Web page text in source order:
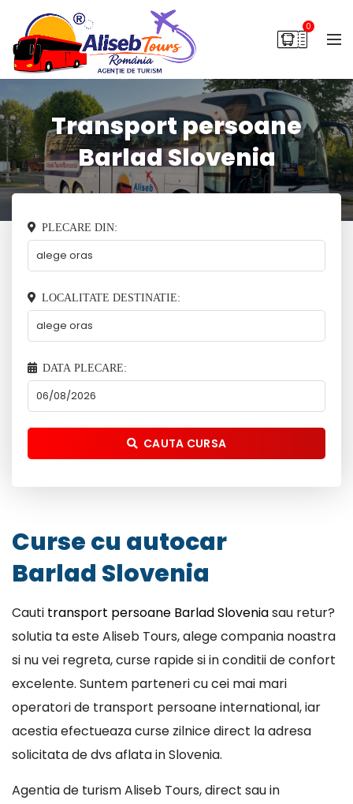
0
Transport persoane
Barlad Slovenia
PLECARE DIN:
LOCALITATE DESTINATIE:
DATA PLECARE:
CAUTA CURSA
Curse cu autocar
Barlad Slovenia
Cauti transport persoane Barlad Sloveniasau retur?
solutia ta este Aliseb Tours, alege compania noastra
si nu vei regreta, curse rapide si in conditii de confort
excelente. Suntem parteneri cu cei mai mari
operatori de transport persoane international, iar
acestia efectueaza curse zilnice direct la adresa
solicitata de dvs aflata in Slovenia.
Agentia de turism Aliseb Tours, direct sau in